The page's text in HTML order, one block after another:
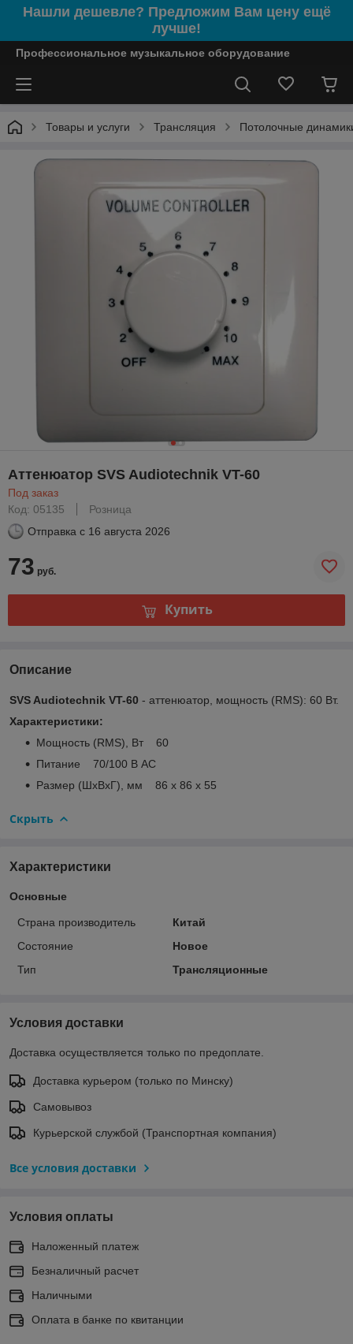
Нашли дешевле? Предложим Вам цену ещё
лучше!
Профессиональное музыкальное оборудование
Товары и услуги Трансляция Потолочные
Аттенюатор SVS Audiotechnik VT-60
Под заказ
Код: 05135
Розница
Отправка с 16 августа 2026
73 руб.
Купить
Описание
SVS Audiotechnik VT-60 - аттенюатор, мощность (RMS): 60 Вт.
Характеристики:
Мощность (RMS), Вт 60
Питание 70/100 В AC
Размер (ШxВxГ), мм 86 х 86 х 55
Скрыть
Характеристики
Основные
Страна производитель
Китай
Состояние
Новое
Тип
Трансляционные
Условия доставки
Доставка осуществляется только по предоплате.
Доставка курьером (только по Минску)
Самовывоз
Курьерской службой (Транспортная компания)
Все условия доставки
Условия оплаты
Наложенный платеж
Безналичный расчет
Наличными
Оплата в банке по квитанции